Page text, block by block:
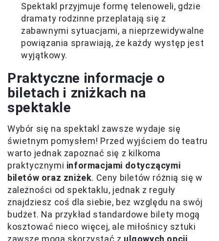
Spektakl przyjmuje formę telenoweli, gdzie
dramaty rodzinne przeplatają się z
zabawnymi sytuacjami, a nieprzewidywalne
powiązania sprawiają, że każdy występ jest
wyjątkowy.
Praktyczne informacje o
biletach i zniżkach na
spektakle
Wybór się na spektakl zawsze wydaje się
świetnym pomysłem! Przed wyjściem do teatru
warto jednak zapoznać się z kilkoma
praktycznymi informacjami dotyczącymi
biletów oraz zniżek. Ceny biletów różnią się w
zależności od spektaklu, jednak z reguły
znajdziesz coś dla siebie, bez względu na swój
budżet. Na przykład standardowe bilety mogą
kosztować nieco więcej, ale miłośnicy sztuki